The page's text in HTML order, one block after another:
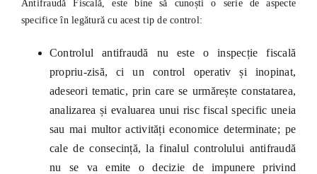
Antifraudă Fiscală, este bine să cunoști o serie de aspecte
specifice în legătură cu acest tip de control:
Controlul antifraudă nu este o inspecție fiscală
propriu-zisă, ci un control operativ și inopinat,
adeseori tematic, prin care se urmărește constatarea,
analizarea și evaluarea unui risc fiscal specific uneia
sau mai multor activități economice determinate; pe
cale de consecință, la finalul controlului antifraudă
nu se va emite o decizie de impunere privind